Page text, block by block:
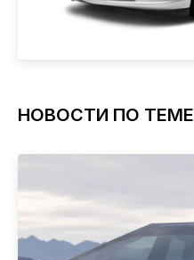
НОВОСТИ ПО ТЕМЕ